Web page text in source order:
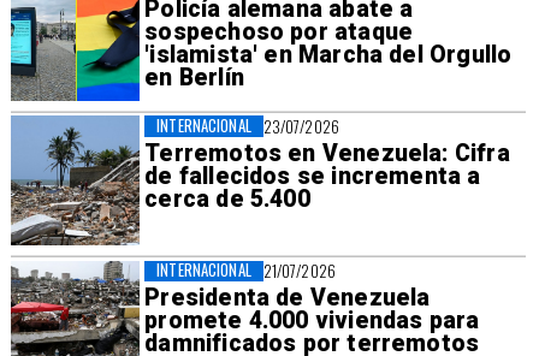
Policía alemana abate a
sospechoso por ataque
'islamista' en Marcha del Orgullo
en Berlín
23/07/2026
Terremotos en Venezuela: Cifra
de fallecidos se incrementa a
cerca de 5.400
INTERNACIONAL
21/07/2026
Presidenta de Venezuela
promete 4.000 viviendas para
damnificados por terremotos
INTERNACIONAL